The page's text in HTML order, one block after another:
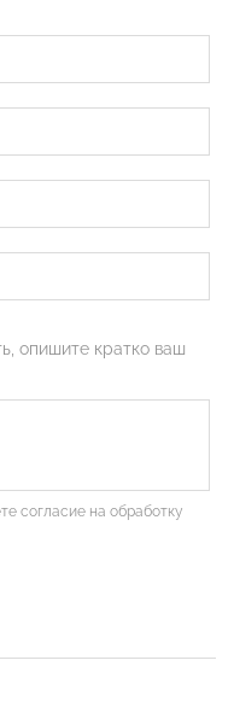
опишите кратко ваш
согласие на обработку